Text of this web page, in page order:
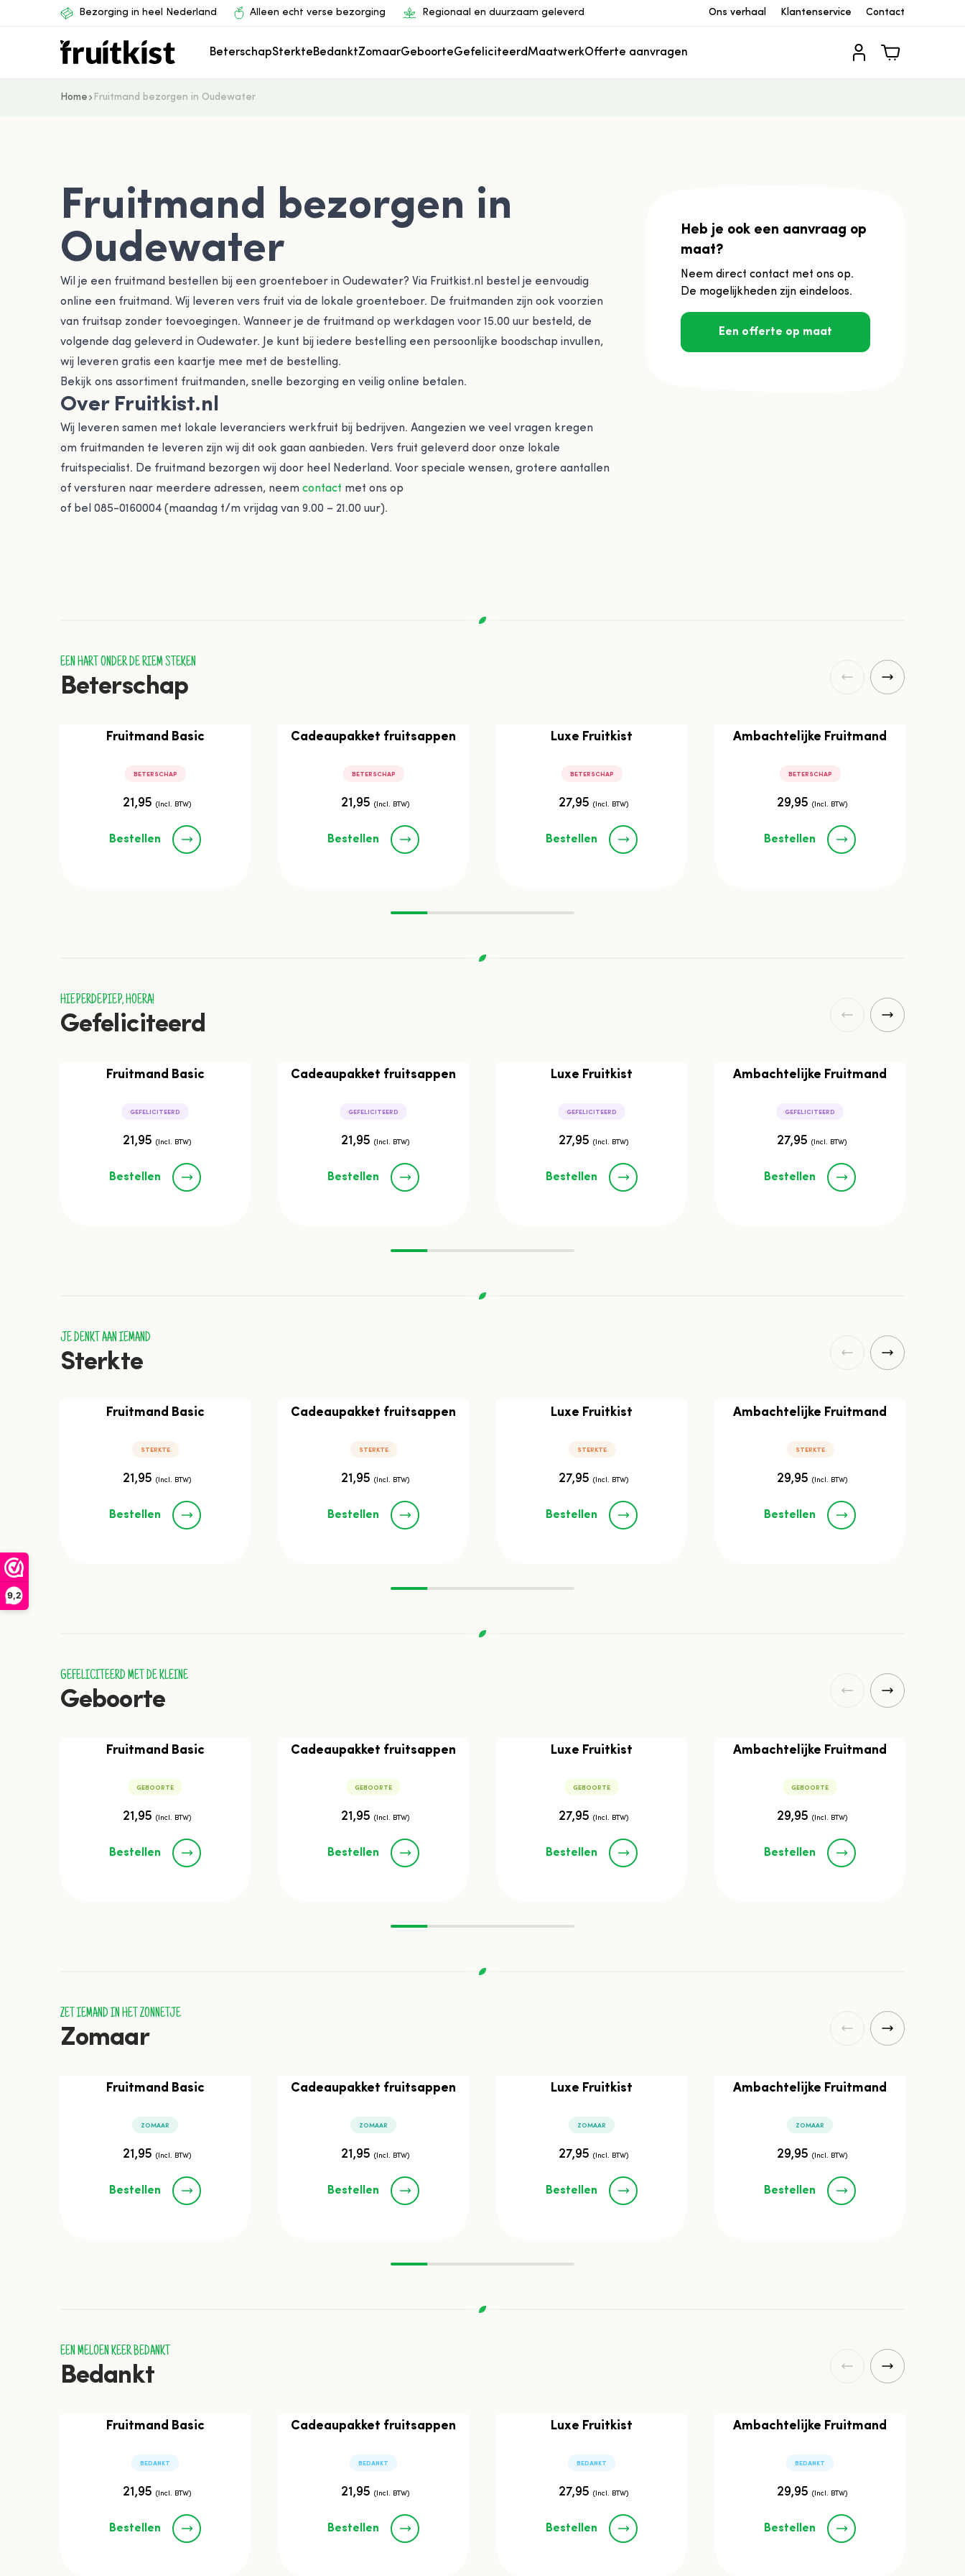
9,2
Ga naar de inhoudBezorging in heel Nederland Alleen echt verse bezorging Regionaal en duurzaam geleverd Ons verhaal Klantenservice Contact
BeterschapSterkteBedanktZomaarGeboorteGefeliciteerdMaatwerkOfferte aanvragen
Home Fruitmand bezorgen in Oudewater
Fruitmand bezorgen in
Oudewater
Wil je een fruitmand bestellen bij een groenteboer in Oudewater? Via Fruitkist.nl bestel je eenvoudig
online een fruitmand. Wij leveren vers fruit via de lokale groenteboer. De fruitmanden zijn ook voorzien
van fruitsap zonder toevoegingen. Wanneer je de fruitmand op werkdagen voor 15.00 uur besteld, de
volgende dag geleverd in Oudewater. Je kunt bij iedere bestelling een persoonlijke boodschap invullen,
wij leveren gratis een kaartje mee met de bestelling.
Bekijk ons assortiment fruitmanden, snelle bezorging en veilig online betalen.
Over Fruitkist.nl
Wij leveren samen met lokale leveranciers werkfruit bij bedrijven. Aangezien we veel vragen kregen
om fruitmanden te leveren zijn wij dit ook gaan aanbieden. Vers fruit geleverd door onze lokale
fruitspecialist. De fruitmand bezorgen wij door heel Nederland. Voor speciale wensen, grotere aantallen
of versturen naar meerdere adressen, neem contact met ons op
of bel 085-0160004 (maandag t/m vrijdag van 9.00 – 21.00 uur).
Heb je ook een aanvraag op
maat?
Neem direct contact met ons op.
De mogelijkheden zijn eindeloos.
Een offerte op maat
EEN HART ONDER DE RIEM STEKEN
Beterschap
Fruitmand Basic
BETERSCHAP
21,95 (Incl. BTW)
Bestellen
Cadeaupakket fruitsappen
BETERSCHAP
21,95 (Incl. BTW)
Bestellen
Luxe Fruitkist
BETERSCHAP
27,95 (Incl. BTW)
Bestellen
Ambachtelijke Fruitmand
BETERSCHAP
29,95 (Incl. BTW)
Bestellen
HIEPERDEPIEP, HOERA!
Gefeliciteerd
Fruitmand Basic
GEFELICITEERD
21,95 (Incl. BTW)
Bestellen
Cadeaupakket fruitsappen
GEFELICITEERD
21,95 (Incl. BTW)
Bestellen
Luxe Fruitkist
GEFELICITEERD
27,95 (Incl. BTW)
Bestellen
Ambachtelijke Fruitmand
GEFELICITEERD
27,95 (Incl. BTW)
Bestellen
JE DENKT AAN IEMAND
Sterkte
Fruitmand Basic
STERKTE
21,95 (Incl. BTW)
Bestellen
Cadeaupakket fruitsappen
STERKTE
21,95 (Incl. BTW)
Bestellen
Luxe Fruitkist
STERKTE
27,95 (Incl. BTW)
Bestellen
Ambachtelijke Fruitmand
STERKTE
29,95 (Incl. BTW)
Bestellen
GEFELICITEERD MET DE KLEINE
Geboorte
Fruitmand Basic
GEBOORTE
21,95 (Incl. BTW)
Bestellen
Cadeaupakket fruitsappen
GEBOORTE
21,95 (Incl. BTW)
Bestellen
Luxe Fruitkist
GEBOORTE
27,95 (Incl. BTW)
Bestellen
Ambachtelijke Fruitmand
GEBOORTE
29,95 (Incl. BTW)
Bestellen
ZET IEMAND IN HET ZONNETJE
Zomaar
Fruitmand Basic
ZOMAAR
21,95 (Incl. BTW)
Bestellen
Cadeaupakket fruitsappen
ZOMAAR
21,95 (Incl. BTW)
Bestellen
Luxe Fruitkist
ZOMAAR
27,95 (Incl. BTW)
Bestellen
Ambachtelijke Fruitmand
ZOMAAR
29,95 (Incl. BTW)
Bestellen
EEN MELOEN KEER BEDANKT
Bedankt
Fruitmand Basic
BEDANKT
21,95 (Incl. BTW)
Bestellen
Cadeaupakket fruitsappen
BEDANKT
21,95 (Incl. BTW)
Bestellen
Luxe Fruitkist
BEDANKT
27,95 (Incl. BTW)
Bestellen
Ambachtelijke Fruitmand
BEDANKT
29,95 (Incl. BTW)
Bestellen